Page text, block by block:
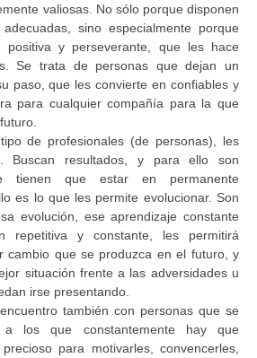
valiosas. No sólo porque disponen
sino especialmente porque
positiva y perseverante, que les hace
Se trata de personas que dejan un
paso, que les convierte en confiables y
para cualquier compañía para la que
de profesionales (de personas), les
Buscan resultados, y para ello son
tienen que estar en permanente
es lo que les permite evolucionar. Son
evolución, ese aprendizaje constante
repetitiva y constante, les permitirá
cambio que se produzca en el futuro, y
situación frente a las adversidades u
irse presentando.
también con personas que se
los que constantemente hay que
para motivarles, convencerles,